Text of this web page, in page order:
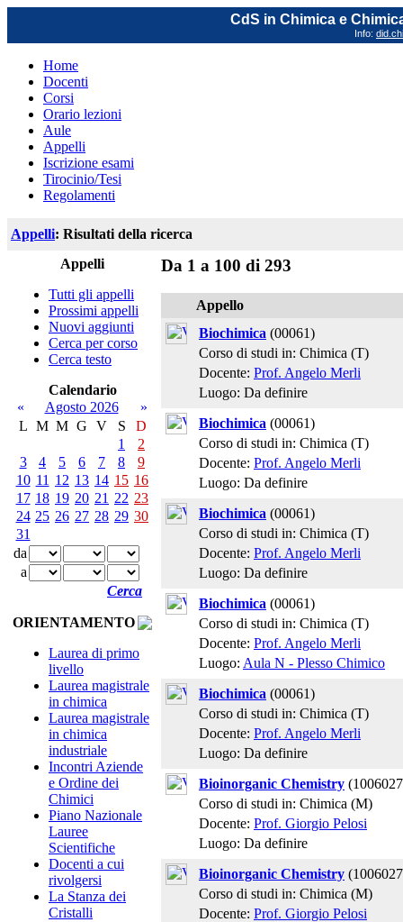
CdS in Chimica e
Info:
Home
Docenti
Corsi
Orario lezioni
Aule
Appelli
Iscrizione esami
Tirocinio/Tesi
Regolamenti
Appelli: Risultati della ricerca
Appelli
Tutti gli appelli
Prossimi appelli
Nuovi aggiunti
Cerca per corso
Cerca testo
Calendario
«
Agosto 2026
»
L M M G V S
D
1
2
3
4 5 6 7 8
9
10 11 12 13 14 15 16
17 18 19 20 21 22 23
24 25 26 27 28 29 30
31
da
a
Cerca
ORIENTAMENTO
Laurea di primo
livello
Laurea magistrale
in chimica
Laurea magistrale
in chimica
industriale
Incontri Aziende
e Ordine dei
Chimici
Piano Nazionale
Lauree
Scientifiche
Docenti a cui
rivolgersi
La Stanza dei
Cristalli
Da 1 a 100 di 293
Appello
Biochimica (00061)
Corso di studi in: Chimica (T)
Docente: Prof. Angelo Merli
Luogo: Da definire
Biochimica (00061)
Corso di studi in: Chimica (T)
Docente: Prof. Angelo Merli
Luogo: Da definire
Biochimica (00061)
Corso di studi in: Chimica (T)
Docente: Prof. Angelo Merli
Luogo: Da definire
Biochimica (00061)
Corso di studi in: Chimica (T)
Docente: Prof. Angelo Merli
Luogo: Aula N - Plesso Chimico
Biochimica (00061)
Corso di studi in: Chimica (T)
Docente: Prof. Angelo Merli
Luogo: Da definire
Bioinorganic Chemistry
Corso di studi in: Chimica (M)
Docente: Prof. Giorgio Pelosi
Luogo: Da definire
Bioinorganic Chemistry
Corso di studi in: Chimica (M)
Docente: Prof. Giorgio Pelosi